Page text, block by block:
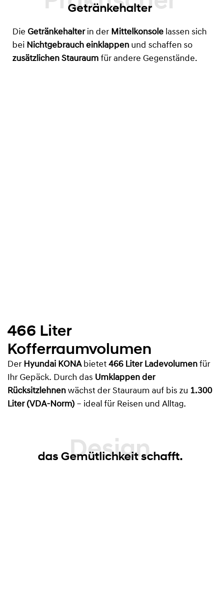
Getränkehalter
Die Getränkehalterin der Mittelkonsole lassen sich
bei Nichtgebrauch einklappen und schaffen so
zusätzlichen Stauraum für andere Gegenstände.
466 Liter
Kofferraumvolumen
Der Hyundai KONAbietet 466 Liter Ladevolumen für
Ihr Gepäck. Durch das Umklappen der
Rücksitzlehnen wächst der Stauraum auf bis zu 1.300
Liter (VDA-Norm) – ideal für Reisen und Alltag.
Design
das Gemütlichkeit schafft.